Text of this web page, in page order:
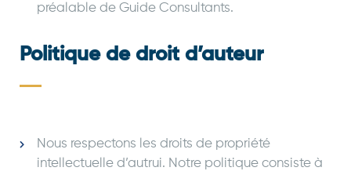
préalable de Guide Consultants.
Politique de droit d’auteur
Nous respectons les droits de propriété
intellectuelle d’autrui. Notre politique consiste à